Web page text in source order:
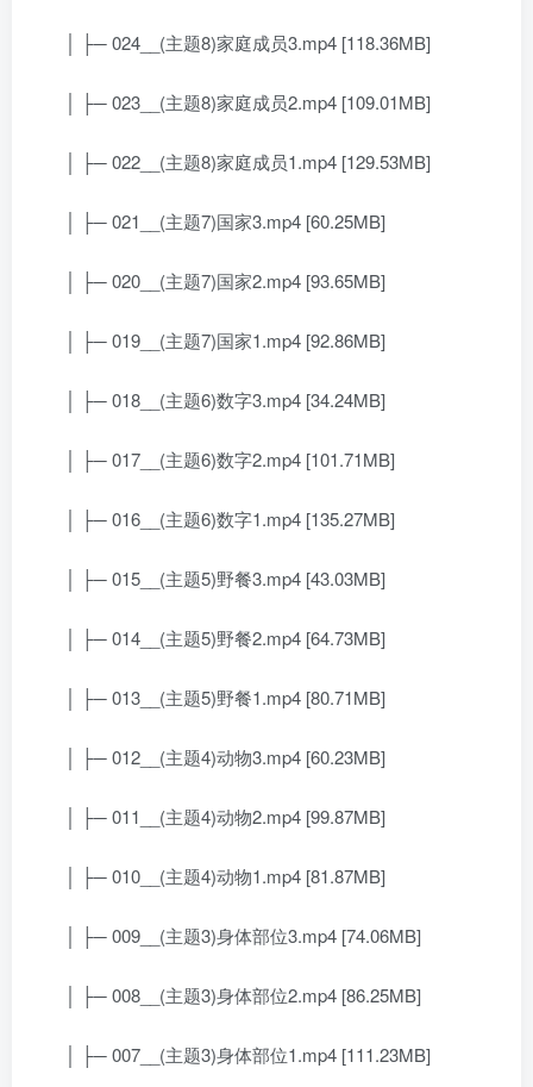
│ ├─ 024__(主题8)家庭成员3.mp4 [118.36MB]
│ ├─ 023__(主题8)家庭成员2.mp4 [109.01MB]
│ ├─ 022__(主题8)家庭成员1.mp4 [129.53MB]
│ ├─ 021__(主题7)国家3.mp4 [60.25MB]
│ ├─ 020__(主题7)国家2.mp4 [93.65MB]
│ ├─ 019__(主题7)国家1.mp4 [92.86MB]
│ ├─ 018__(主题6)数字3.mp4 [34.24MB]
│ ├─ 017__(主题6)数字2.mp4 [101.71MB]
│ ├─ 016__(主题6)数字1.mp4 [135.27MB]
│ ├─ 015__(主题5)野餐3.mp4 [43.03MB]
│ ├─ 014__(主题5)野餐2.mp4 [64.73MB]
│ ├─ 013__(主题5)野餐1.mp4 [80.71MB]
│ ├─ 012__(主题4)动物3.mp4 [60.23MB]
│ ├─ 011__(主题4)动物2.mp4 [99.87MB]
│ ├─ 010__(主题4)动物1.mp4 [81.87MB]
│ ├─ 009__(主题3)身体部位3.mp4 [74.06MB]
│ ├─ 008__(主题3)身体部位2.mp4 [86.25MB]
│ ├─ 007__(主题3)身体部位1.mp4 [111.23MB]